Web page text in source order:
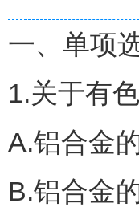
一、单项
1.关于有
A.铝合金
B.铝合金